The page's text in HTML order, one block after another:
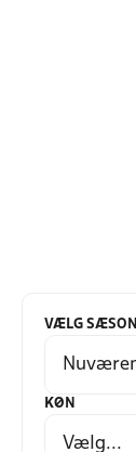
VÆLG SÆSON
KØN